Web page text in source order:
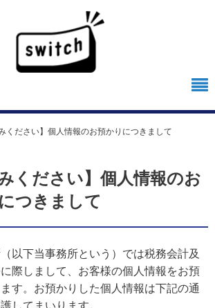
ください】個人情報のお預かりにつきまして
みください】個人情報のお
つきまして
以下当事務所という）では税務会計及
際しまして、お客様の個人情報をお預
す。お預かりした個人情報は下記の通